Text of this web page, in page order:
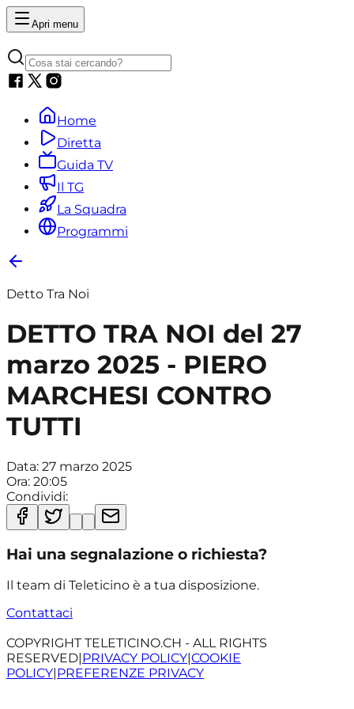
Apri menu
Home
Diretta
Guida TV
Il TG
La Squadra
Programmi
Detto Tra Noi
DETTO TRA NOI del 27
marzo 2025 - PIERO
MARCHESI CONTRO
TUTTI
Data: 27 marzo 2025
Ora: 20:05
Condividi:
Hai una segnalazione o richiesta?
Il team di Teleticino è a tua disposizione.
Contattaci
COPYRIGHT TELETICINO.CH - ALL RIGHTS
RESERVED|PRIVACY POLICY|COOKIE
POLICY|PREFERENZE PRIVACY